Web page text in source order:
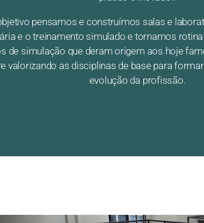
pensamos e construímos salas e
e o treinamento simulado e tornamos
de simulação que deram origem aos hoje
valorizando as disciplinas de base para
evolução da profissão.